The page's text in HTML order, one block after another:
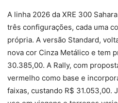
A linha 2026 da XRE 300
três configurações, cada uma
própria. A versão Standard,
nova cor Cinza Metálico e tem
30.385,00. A Rally, com
vermelho como base e
faixas, custando R$ 31.053,00.